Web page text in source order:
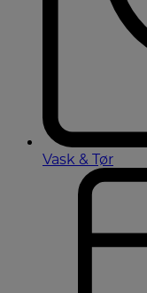
Vask & Tør